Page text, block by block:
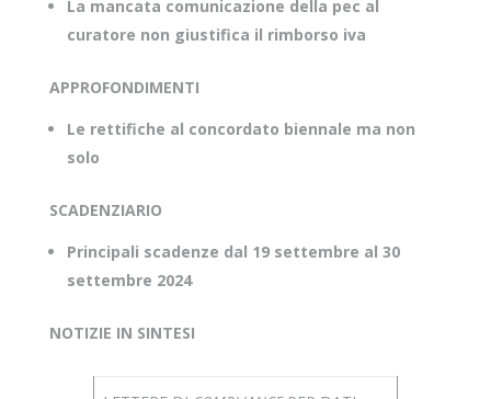
La mancata comunicazione della pec al
curatore non giustifica il rimborso iva
APPROFONDIMENTI
Le rettifiche al concordato biennale ma non
solo
SCADENZIARIO
Principali scadenze dal 19 settembre al 30
settembre 2024
NOTIZIE IN SINTESI